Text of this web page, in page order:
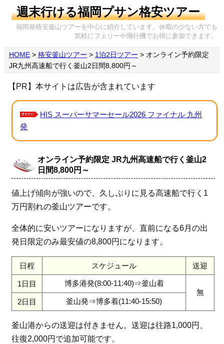
週末行ける福岡プサン格安ツアー
福岡発格安釜山ツアーを中心に紹介しています。休暇の少ない方でも
気軽にフェリーや飛行機でお得に参加できます。
HOME > 格安釜山ツアー > 1泊2日ツアー > オンライン予約限定
JR九州高速船で行く釜山2日間8,800円～
【PR】本サイトは広告が含まれています
HIS スーパーサマーセール2026 ファイナル 九州
発
オンライン予約限定 JR九州高速船で行く釜山2
日間8,800円～
値上げ傾向が強いので、久しぶりに見る高速船で行く1
万円割れの釜山ツアーです。
全体的に安いツアーになりますが、直前になる6月の出
発日限定のみ最安値の8,800円になります。
日程 スケジュール 送迎
1日目
博多港発(8:00-11:40)⇒釜山着
無
2日目
釜山発⇒博多着(11:40-15:50)
釜山港からの送迎は付きません。送迎は往路1,000円、
往復2,000円で追加可能です。